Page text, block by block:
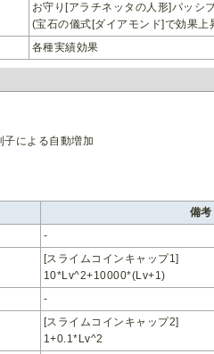
お守り[アラチネッタの人形]パッシ
(宝石の儀式[ダイアモンド]で効果上
各種実績効果
子による自動増加
備考
-
[スライムコインキャップ1]
10*Lv^2+10000*(Lv+1)
-
[スライムコインキャップ2]
1+0.1*Lv^2